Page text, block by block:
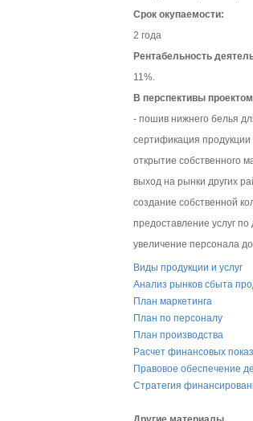
Срок окупаемости:
2 года
Рентабельность
11%.
В перспективы
- пошив нижнего белья
сертификация
открытие собственного
выход на рынки других
создание собственной
предоставление услуг
увеличение персонала
Виды продукции и услуг
Анализ рынков сбыта
План маркетинга
План по персоналу
План производства
Расчет финансовых
Правовое обеспечение
Стратегия